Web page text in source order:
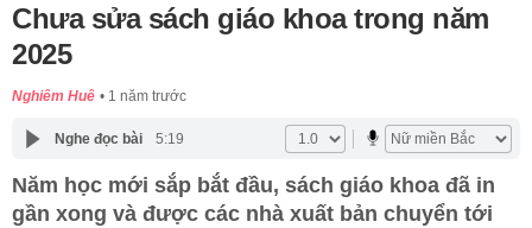
Chưa sửa sách giáo khoa trong năm
2025
Nghiêm Huê 1 năm trước
Nghe đọc bài 5:19
Năm học mới sắp bắt đầu, sách giáo khoa đã in
gần xong và được các nhà xuất bản chuyển tới